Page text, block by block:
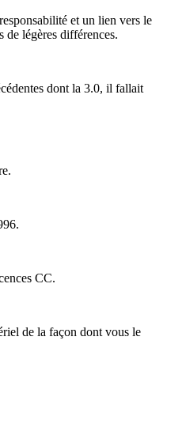
et un lien vers le
de légères différences.
dont la 3.0, il fallait
CC.
de la façon dont vous le